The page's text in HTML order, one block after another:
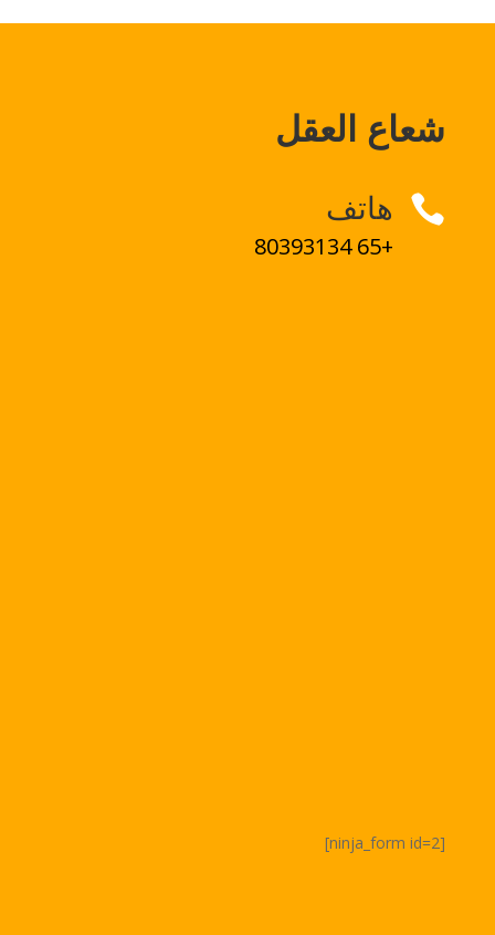
شعاع العقل
 هاتف
+65 80393134
[ninja_form id=2]